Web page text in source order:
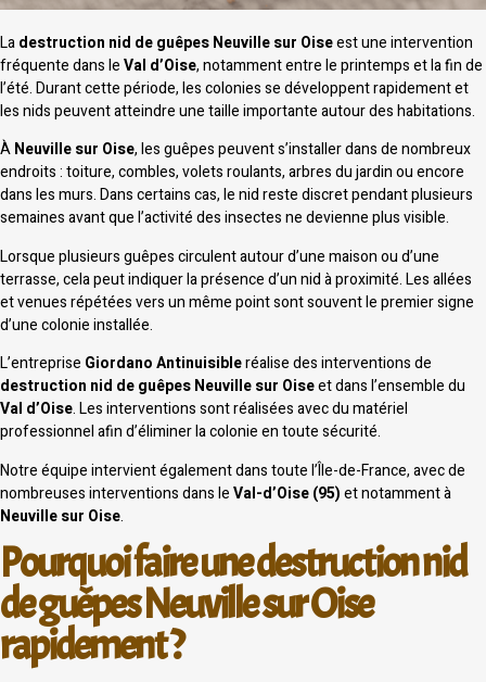
Ladestruction nid de guêpes Neuville sur Oiseest une intervention
fréquente dans leVal d’Oise, notamment entre le printemps et la fin de
l’été. Durant cette période, les colonies se développent rapidement et
les nids peuvent atteindre une taille importante autour des habitations.
ÀNeuville sur Oise, les guêpes peuvent s’installer dans de nombreux
endroits : toiture, combles, volets roulants, arbres du jardin ou encore
dans les murs. Dans certains cas, le nid reste discret pendant plusieurs
semaines avant que l’activité des insectes ne devienne plus visible.
Lorsque plusieurs guêpes circulent autour d’une maison ou d’une
terrasse, cela peut indiquer la présence d’un nid à proximité. Les allées
et venues répétées vers un même point sont souvent le premier signe
d’une colonie installée.
L’entreprise Giordano Antinuisibleréalise des interventions de
destruction nid de guêpes Neuville sur Oiseet dans l’ensemble du
Val d’Oise. Les interventions sont réalisées avec du matériel
professionnel afin d’éliminer la colonie en toute sécurité.
Notre équipe intervient également dans toute l’Île-de-France, avec de
nombreuses interventions dans leVal-d’Oise (95)et notamment à
Neuville sur Oise.
Pourquoi faire une destruction nid
de guêpes Neuville sur Oise
rapidement ?